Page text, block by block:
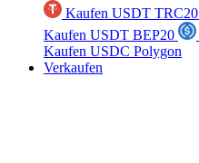
Kaufen USDT TRC20
Kaufen USDT BEP20
Kaufen USDC Polygon
Verkaufen